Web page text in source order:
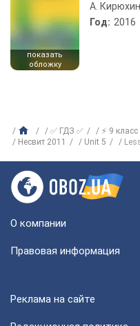
показать
обложку
А.
Год: 2016
✅ ГДЗ ✅ ⚡ 9 класс
Несвит 2011
Unit 5
О компании
Правовая информация
Реклама на сайте